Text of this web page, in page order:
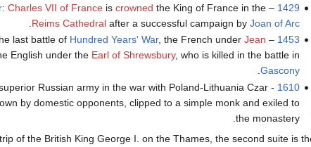
1429
–
:Charles VII of France iscrowned the King of France in the
Reims Cathedral after a successful campaign byJoan of Arc
1453
–
last battle of Hundred Years' War, the French underJean
English under the Earl of Shrewsbury, who is killed in the battle in
Gascony
.
1610
Russian army in the war with Poland-Lithuania Czar
by domestic opponents, clipped to a simple monk and exiled to
the monastery.
trip of the British King George I. on the Thames, the second suite is